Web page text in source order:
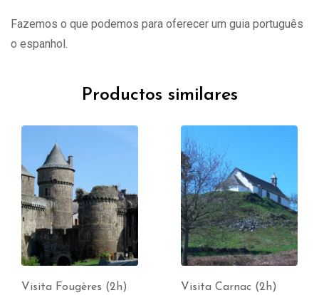
Fazemos o que podemos para oferecer um guia português
o espanhol.
Productos similares
Visita Fougères (2h) Visita Carnac (2h)